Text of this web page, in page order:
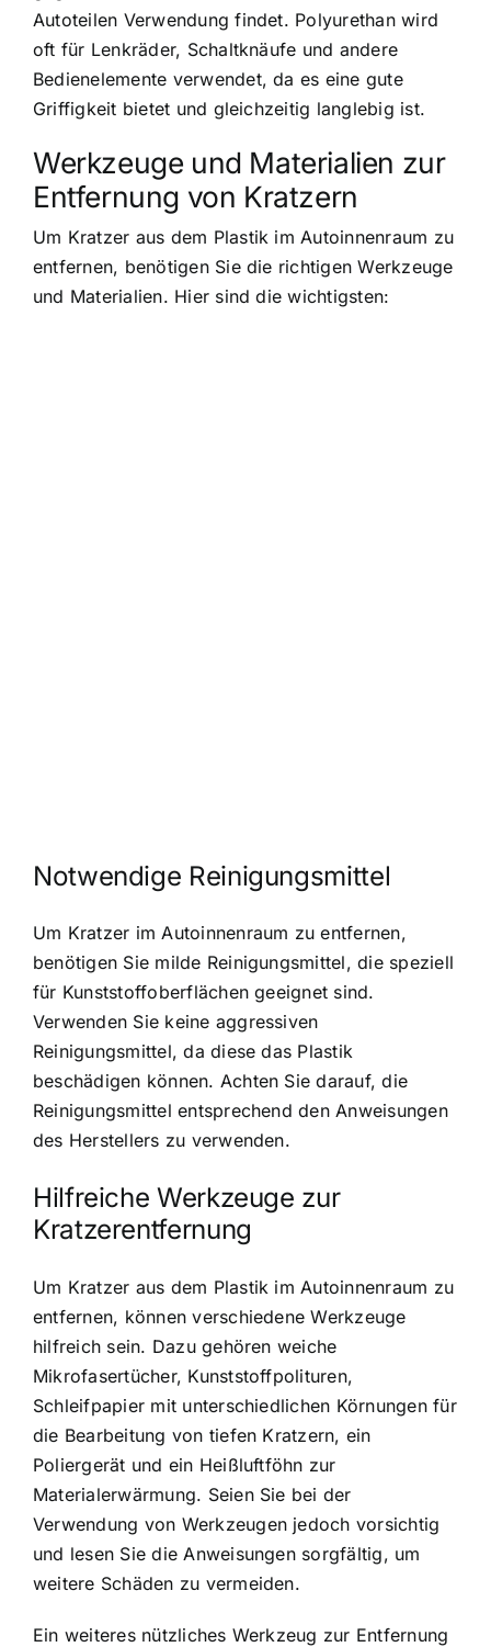
Autoteilen Verwendung findet. Polyurethan wird
oft für Lenkräder, Schaltknäufe und andere
Bedienelemente verwendet, da es eine gute
Griffigkeit bietet und gleichzeitig langlebig ist.
Werkzeuge und Materialien zur
Entfernung von Kratzern
Um Kratzer aus dem Plastik im Autoinnenraum zu
entfernen, benötigen Sie die richtigen Werkzeuge
und Materialien. Hier sind die wichtigsten:
Notwendige Reinigungsmittel
Um Kratzer im Autoinnenraum zu entfernen,
benötigen Sie milde Reinigungsmittel, die speziell
für Kunststoffoberflächen geeignet sind.
Verwenden Sie keine aggressiven
Reinigungsmittel, da diese das Plastik
beschädigen können. Achten Sie darauf, die
Reinigungsmittel entsprechend den Anweisungen
des Herstellers zu verwenden.
Hilfreiche Werkzeuge zur
Kratzerentfernung
Um Kratzer aus dem Plastik im Autoinnenraum zu
entfernen, können verschiedene Werkzeuge
hilfreich sein. Dazu gehören weiche
Mikrofasertücher, Kunststoffpolituren,
Schleifpapier mit unterschiedlichen Körnungen für
die Bearbeitung von tiefen Kratzern, ein
Poliergerät und ein Heißluftföhn zur
Materialerwärmung. Seien Sie bei der
Verwendung von Werkzeugen jedoch vorsichtig
und lesen Sie die Anweisungen sorgfältig, um
weitere Schäden zu vermeiden.
Ein weiteres nützliches Werkzeug zur Entfernung